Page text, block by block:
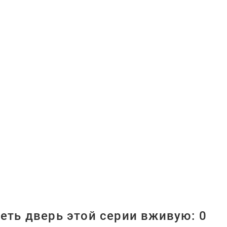
дверь этой серии вживую: 0